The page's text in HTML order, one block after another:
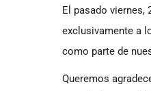
El pasado viernes,
exclusivamente a
como parte de
Queremos